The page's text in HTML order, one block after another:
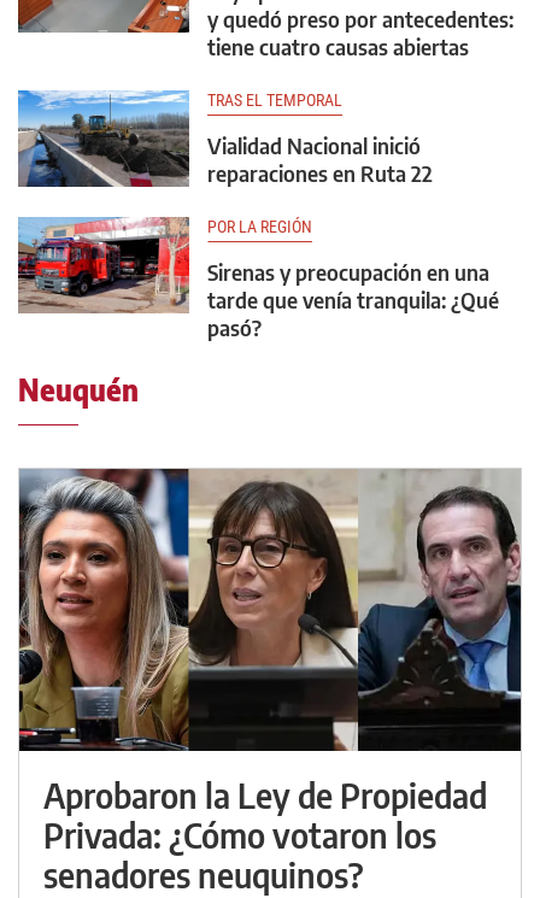
y quedó preso por antecedentes:
tiene cuatro causas abiertas
TRAS EL TEMPORAL
Vialidad Nacional inició
reparaciones en Ruta 22
POR LA REGIÓN
Sirenas y preocupación en una
tarde que venía tranquila: ¿Qué
pasó?
Neuquén
Aprobaron la Ley de Propiedad
Privada: ¿Cómo votaron los
senadores neuquinos?